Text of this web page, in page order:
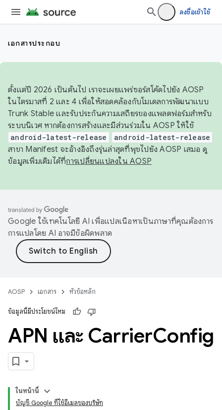
ลงชื่อเข้าใช้
เอกสารประกอบ
ตั้งแต่ปี 2026 เป็นต้นไป เราจะเผยแพร่ซอร์สโค้ดไปยัง AOSP
ในไตรมาสที่ 2 และ 4 เพื่อให้สอดคล้องกับโมเดลการพัฒนาแบบ
Trunk Stable และรับประกันความเสถียรของแพลตฟอร์มสำหรับ
ระบบนิเวศ หากต้องการสร้างและมีส่วนร่วมใน AOSP ให้ใช้
android-latest-release android-latest-release
สาขา Manifest จะอ้างอิงถึงรุ่นล่าสุดที่พุชไปยัง AOSP เสมอ ดู
ข้อมูลเพิ่มเติมได้ที่การเปลี่ยนแปลงใน AOSP
Google ใช้เทคโนโลยี AI เพื่อแปลเนื้อหาเป็นภาษาที่คุณต้องการ
การแปลโดย AI อาจมีข้อผิดพลาด
AOSP เอกสาร หัวข้อหลัก
ข้อมูลนี้มีประโยชน์ไหม
APN และ CarrierConfig
ในหน้านี้
บัญชี Google ที่ใช้อีเมลของบริษัท